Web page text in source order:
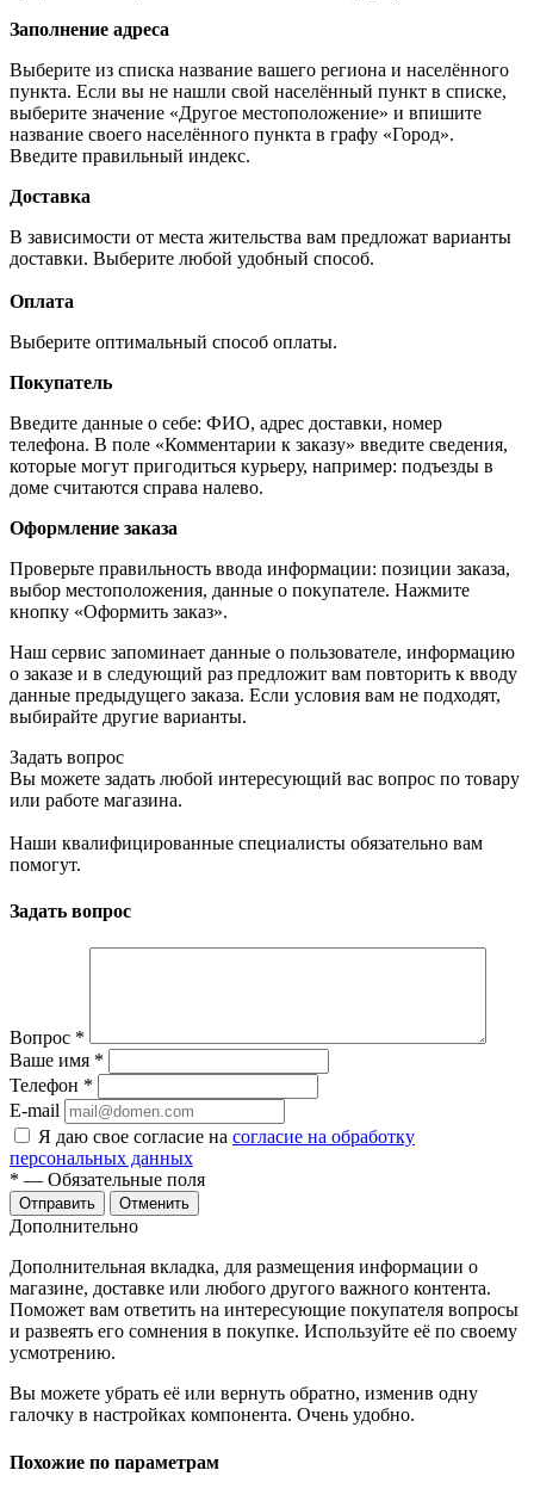
Заполнение адреса
Выберите из списка название вашего региона и населённого
пункта. Если вы не нашли свой населённый пункт в списке,
выберите значение «Другое местоположение» и впишите
название своего населённого пункта в графу «Город».
Введите правильный индекс.
Доставка
В зависимости от места жительства вам предложат варианты
доставки. Выберите любой удобный способ.
Оплата
Выберите оптимальный способ оплаты.
Покупатель
Введите данные о себе: ФИО, адрес доставки, номер
телефона. В поле «Комментарии к заказу» введите сведения,
которые могут пригодиться курьеру, например: подъезды в
доме считаются справа налево.
Оформление заказа
Проверьте правильность ввода информации: позиции заказа,
выбор местоположения, данные о покупателе. Нажмите
кнопку «Оформить заказ».
Наш сервис запоминает данные о пользователе, информацию
о заказе и в следующий раз предложит вам повторить к вводу
данные предыдущего заказа. Если условия вам не подходят,
выбирайте другие варианты.
Задать вопрос
Вы можете задать любой интересующий вас вопрос по товару
или работе магазина.
Наши квалифицированные специалисты обязательно вам
помогут.
Задать вопрос
Вопрос *
Ваше имя *
Телефон *
E-mail
Я даю свое согласие на согласие на обработку
персональных данных
* — Обязательные поля
Отменить
Дополнительно
Дополнительная вкладка, для размещения информации о
магазине, доставке или любого другого важного контента.
Поможет вам ответить на интересующие покупателя вопросы
и развеять его сомнения в покупке. Используйте её по своему
усмотрению.
Вы можете убрать её или вернуть обратно, изменив одну
галочку в настройках компонента. Очень удобно.
Похожие по параметрам